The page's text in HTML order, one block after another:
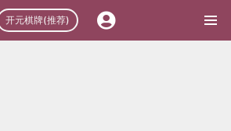
开元棋牌(推荐)